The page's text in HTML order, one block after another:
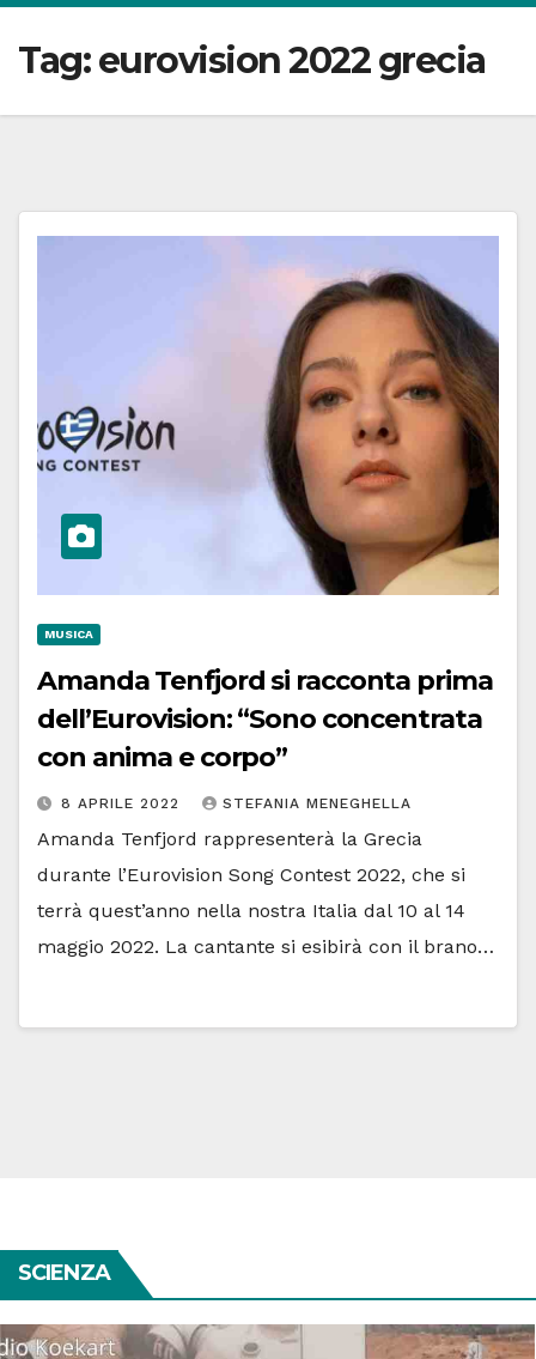
Tag:eurovision 2022 grecia
MUSICA
Amanda Tenfjord si racconta prima
dell’Eurovision: “Sono concentrata
con anima e corpo”
8 APRILE 2022 STEFANIA MENEGHELLA
Amanda Tenfjord rappresenterà la Grecia
durante l’Eurovision Song Contest 2022, che si
terrà quest’anno nella nostra Italia dal 10 al 14
maggio 2022. La cantante si esibirà con il brano…
SCIENZA